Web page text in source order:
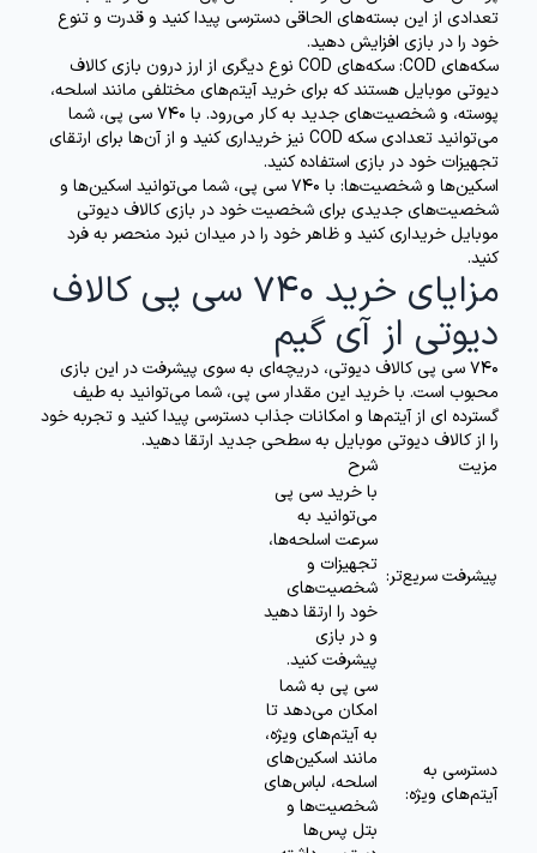
تعدادی از این بسته‌های الحاقی دسترسی پیدا کنید و قدرت و تنوع
خود را در بازی افزایش دهید.
سکه‌های COD:
سکه‌های COD نوع دیگری از ارز درون بازی کالاف
دیوتی موبایل هستند که برای خرید آیتم‌های مختلفی مانند اسلحه،
پوسته، و شخصیت‌های جدید به کار می‌رود. با 740 سی پی، شما
می‌توانید تعدادی سکه COD نیز خریداری کنید و از آن‌ها برای ارتقای
تجهیزات خود در بازی استفاده کنید.
اسکین‌ها و شخصیت‌ها:
با 740 سی پی، شما می‌توانید اسکین‌ها و
شخصیت‌های جدیدی برای شخصیت خود در بازی کالاف دیوتی
موبایل خریداری کنید و ظاهر خود را در میدان نبرد منحصر به فرد
کنید.
مزایای خرید 740 سی پی کالاف
دیوتی از آی گیم
740 سی پی کالاف دیوتی، دریچه‌ای به سوی پیشرفت در این بازی
محبوب است. با خرید این مقدار سی پی، شما می‌توانید به طیف
گسترده ای از آیتم‌ها و امکانات جذاب دسترسی پیدا کنید و تجربه خود
را از کالاف دیوتی موبایل به سطحی جدید ارتقا دهید.
مزیت
شرح
پیشرفت سریع‌تر:
با خرید سی پی
می‌توانید به
سرعت اسلحه‌ها،
تجهیزات و
شخصیت‌های
خود را ارتقا دهید
و در بازی
پیشرفت کنید.
دسترسی به
آیتم‌های ویژه:
سی پی به شما
امکان می‌دهد تا
به آیتم‌های ویژه،
مانند اسکین‌های
اسلحه، لباس‌های
شخصیت‌ها و
بتل پس‌ها